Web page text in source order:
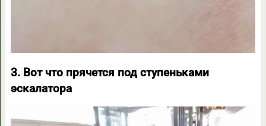
3. Вот что прячется под ступеньками
эскалатора